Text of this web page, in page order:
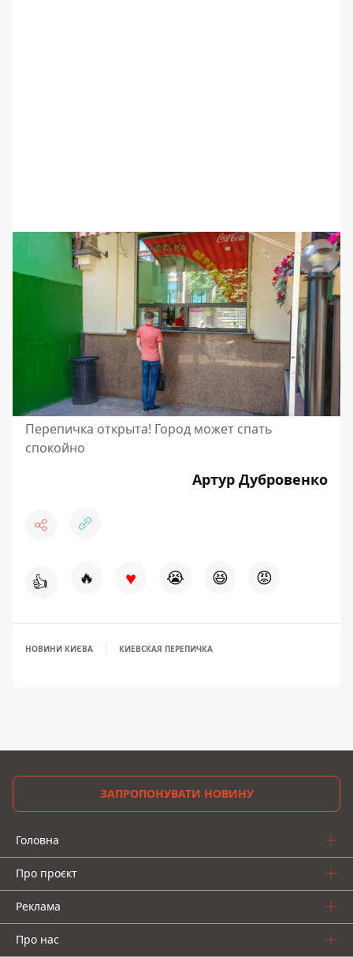
Перепичка открыта! Город может спать
спокойно
Артур Дубровенко
👍 🔥 ♥ 😭 😆 😡
НОВИНИ КИЄВА КИЕВСКАЯ ПЕРЕПИЧКА
ЗАПРОПОНУВАТИ НОВИНУ
Головна
Про проєкт
Реклама
Про нас